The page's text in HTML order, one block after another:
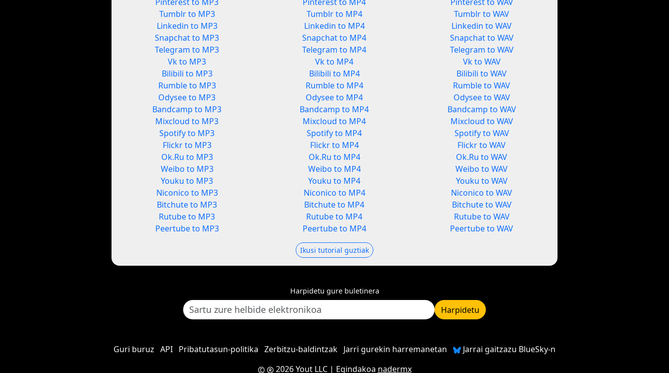
Tumblr to MP3
Linkedin to MP3
Snapchat to MP3
Telegram to MP3
Vk to MP3
Bilibili to MP3
Rumble to MP3
Odysee to MP3
Bandcamp to MP3
Mixcloud to MP3
Spotify to MP3
Flickr to MP3
Ok.Ru to MP3
Weibo to MP3
Youku to MP3
Niconico to MP3
Bitchute to MP3
Rutube to MP3
Peertube to MP3
Tumblr to MP4
Linkedin to MP4
Snapchat to MP4
Telegram to MP4
Vk to MP4
Bilibili to MP4
Rumble to MP4
Odysee to MP4
Bandcamp to MP4
Mixcloud to MP4
Spotify to MP4
Flickr to MP4
Ok.Ru to MP4
Weibo to MP4
Youku to MP4
Niconico to MP4
Bitchute to MP4
Rutube to MP4
Peertube to MP4
Tumblr to WAV
Linkedin to WAV
Snapchat to WAV
Telegram to WAV
Vk to WAV
Bilibili to WAV
Rumble to WAV
Odysee to WAV
Bandcamp to WAV
Mixcloud to WAV
Spotify to WAV
Flickr to WAV
Ok.Ru to WAV
Weibo to WAV
Youku to WAV
Niconico to WAV
Bitchute to WAV
Rutube to WAV
Peertube to WAV
Ikusi tutorial guztiak
Harpidetu gure buletinera
Harpidetu
Guri buruz API Pribatutasun-politika Zerbitzu-baldintzak Jarri gurekin harremanetan
Jarrai gaitzazu BlueSky-n
2026 Yout LLC| Egindakoa nadermx